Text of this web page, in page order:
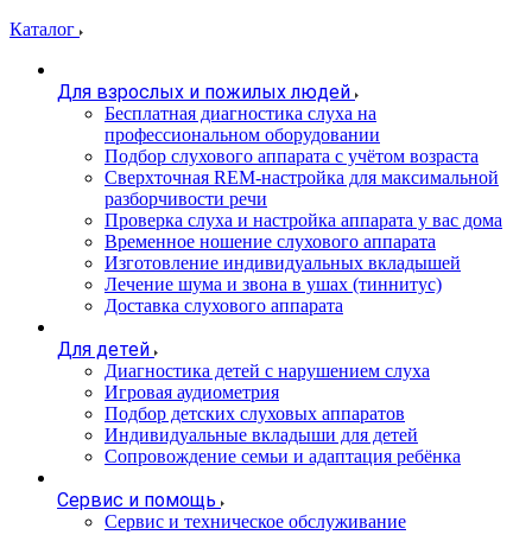
Каталог
Для взрослых и пожилых людей
Бесплатная диагностика слуха на
профессиональном оборудовании
Подбор слухового аппарата с учётом возраста
Сверхточная REM-настройка для максимальной
разборчивости речи
Проверка слуха и настройка аппарата у вас дома
Временное ношение слухового аппарата
Изготовление индивидуальных вкладышей
Лечение шума и звона в ушах (тиннитус)
Доставка слухового аппарата
Для детей
Диагностика детей с нарушением слуха
Игровая аудиометрия
Подбор детских слуховых аппаратов
Индивидуальные вкладыши для детей
Сопровождение семьи и адаптация ребёнка
Сервис и помощь
Сервис и техническое обслуживание